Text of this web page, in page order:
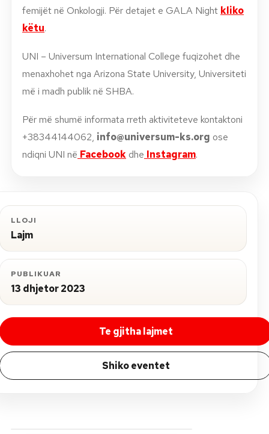
femijët në Onkologji. Për detajet e GALA Night kliko
këtu.
UNI – Universum International College fuqizohet dhe
menaxhohet nga Arizona State University, Universiteti
më i madh publik në SHBA.
Për më shumë informata rreth aktiviteteve kontaktoni
+38344144062, info@universum-ks.org ose
ndiqni UNI në Facebook dhe Instagram.
LLOJI
Lajm
PUBLIKUAR
13 dhjetor 2023
Te gjitha lajmet
Shiko eventet